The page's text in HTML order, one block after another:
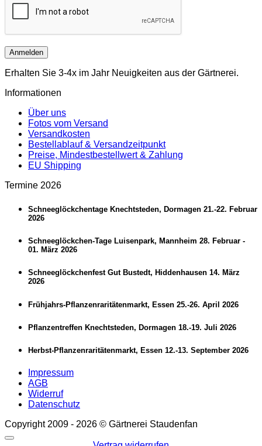
Anmelden
Erhalten Sie 3-4x im Jahr Neuigkeiten aus der Gärtnerei.
Informationen
Über uns
Fotos vom Versand
Versandkosten
Bestellablauf & Versandzeitpunkt
Preise, Mindestbestellwert & Zahlung
EU Shipping
Termine 2026
Schneeglöckchentage Knechtsteden, Dormagen 21.-22. Februar
2026
Schneeglöckchen-Tage Luisenpark, Mannheim 28. Februar -
01. März 2026
Schneeglöckchenfest Gut Bustedt, Hiddenhausen 14. März
2026
Frühjahrs-Pflanzenraritätenmarkt, Essen 25.-26. April 2026
Pflanzentreffen Knechtsteden, Dormagen 18.-19. Juli 2026
Herbst-Pflanzenraritätenmarkt, Essen 12.-13. September 2026
Impressum
AGB
Widerruf
Datenschutz
Copyright 2009 - 2026 © Gärtnerei Staudenfan